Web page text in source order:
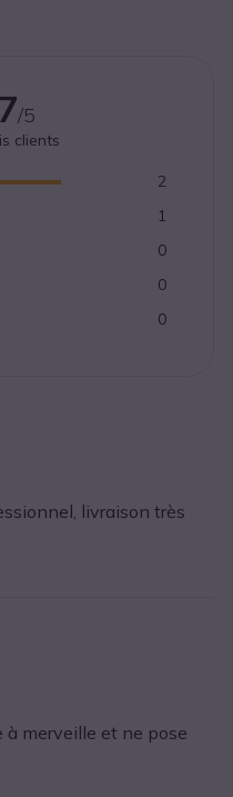
livraison très
merveille et ne pose
/5
clients
2
1
0
0
0